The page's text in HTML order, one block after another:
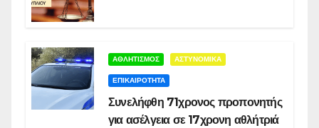
ΑΘΛΗΤΙΣΜΟΣ ΑΣΤΥΝΟΜΙΚΑ
ΕΠΙΚΑΙΡΟΤΗΤΑ
Συνελήφθη 71χρονος προπονητής
για ασέλγεια σε 17χρονη αθλήτριά